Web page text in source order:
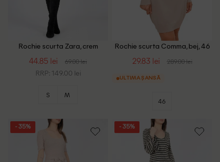
Rochie scurta Zara, crem
44.85 lei 69.00 lei
RRP: 149.00 lei
S M
Rochie scurta Comma, bej, 46
29.83 lei 289.00 lei
ULTIMA ȘANSĂ
46
- 35% - 35%